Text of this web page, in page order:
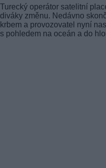
Turecký operátor satelitní
diváky změnu. Nedávno
krbem a provozovatel nyní
s pohledem na oceán a do